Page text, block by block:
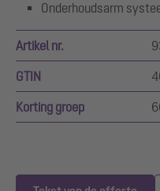
Onderhoudsarm
Artikel nr.
GTIN
Korting groep